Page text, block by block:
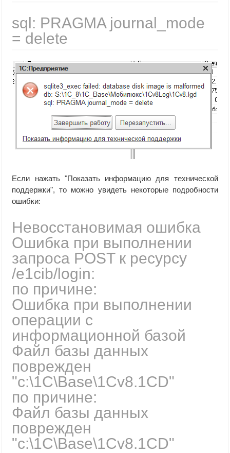
sql: PRAGMA journal_mode
= delete
Если нажать "Показать информацию для технической
поддержки", то можно увидеть некоторые подробности
ошибки:
Невосстановимая ошибка
Ошибка при выполнении
запроса POST к ресурсу
/e1cib/login:
по причине:
Ошибка при выполнении
операции с
информационной базой
Файл базы данных
поврежден
"c:\1C\Base\1Cv8.1CD"
по причине:
Файл базы данных
поврежден
"c:\1C\Base\1Cv8.1CD"